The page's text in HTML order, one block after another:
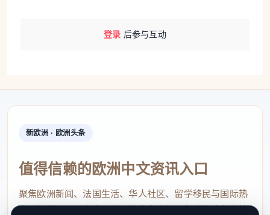
登录 后参与互动
新欧洲 · 欧洲头条
值得信赖的欧洲中文资讯入口
聚焦欧洲新闻、法国生活、华人社区、留学移民与国际热
点，提供及时、真实、实用的中文资讯，帮助海外华人快